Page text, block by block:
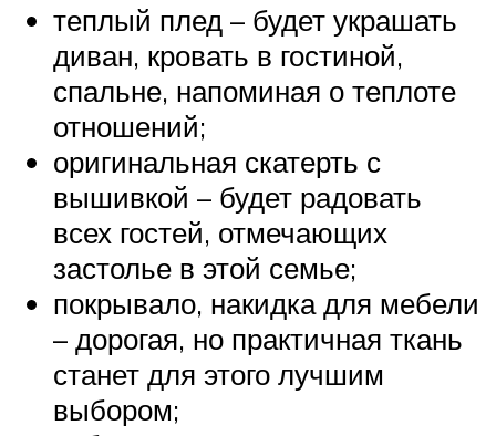
теплый плед – будет украшать
диван, кровать в гостиной,
спальне, напоминая о теплоте
отношений;
оригинальная скатерть с
вышивкой – будет радовать
всех гостей, отмечающих
застолье в этой семье;
покрывало, накидка для мебели
– дорогая, но практичная ткань
станет для этого лучшим
выбором;